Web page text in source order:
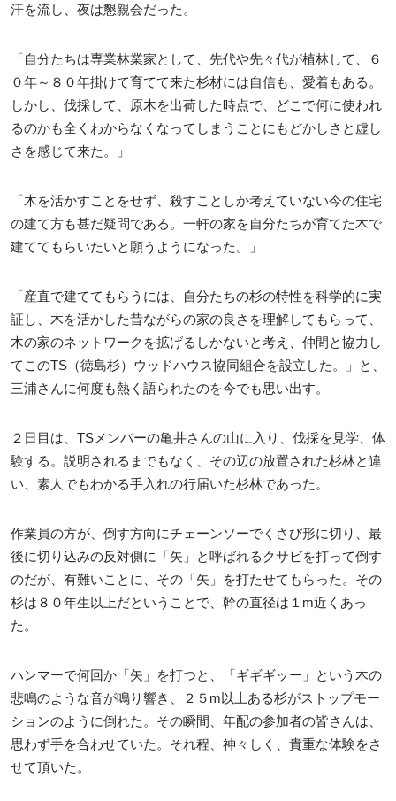
汗を流し、夜は懇親会だった。
「自分たちは専業林業家として、先代や先々代が植林して、６
０年～８０年掛けて育てて来た杉材には自信も、愛着もある。
しかし、伐採して、原木を出荷した時点で、どこで何に使われ
るのかも全くわからなくなってしまうことにもどかしさと虚し
さを感じて来た。」
「木を活かすことをせず、殺すことしか考えていない今の住宅
の建て方も甚だ疑問である。一軒の家を自分たちが育てた木で
建ててもらいたいと願うようになった。」
「産直で建ててもらうには、自分たちの杉の特性を科学的に実
証し、木を活かした昔ながらの家の良さを理解してもらって、
木の家のネットワークを拡げるしかないと考え、仲間と協力し
てこのTS（徳島杉）ウッドハウス協同組合を設立した。」と、
三浦さんに何度も熱く語られたのを今でも思い出す。
２日目は、TSメンバーの亀井さんの山に入り、伐採を見学、体
験する。説明されるまでもなく、その辺の放置された杉林と違
い、素人でもわかる手入れの行届いた杉林であった。
作業員の方が、倒す方向にチェーンソーでくさび形に切り、最
後に切り込みの反対側に「矢」と呼ばれるクサビを打って倒す
のだが、有難いことに、その「矢」を打たせてもらった。その
杉は８０年生以上だということで、幹の直径は１m近くあっ
た。
ハンマーで何回か「矢」を打つと、「ギギギッー」という木の
悲鳴のような音が鳴り響き、２５m以上ある杉がストップモー
ションのように倒れた。その瞬間、年配の参加者の皆さんは、
思わず手を合わせていた。それ程、神々しく、貴重な体験をさ
せて頂いた。